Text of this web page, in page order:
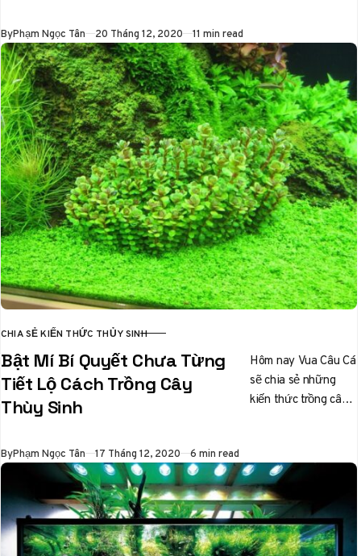
ByPhạm Ngọc Tân Published
20 Tháng 12, 2020 11 min read
CATEGORY
CHIA SẺ KIẾN THỨC THỦY SINH
Bật Mí Bí Quyết Chưa Từng
Tiết Lộ Cách Trồng Cây
Thùy Sinh
Hôm nay Vua Câu Cá
sẽ chia sẻ những
kiến thức trồng cây
ByPhạm Ngọc Tân Published
17 Tháng 12, 2020 6 min read